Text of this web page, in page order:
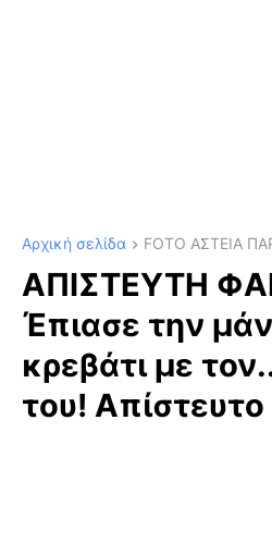
Αρχική σελίδα FOTO ΑΣΤΕΙΑ
ΑΠΙΣΤΕΥΤΗ
Έπιασε την
κρεβάτι με
του!